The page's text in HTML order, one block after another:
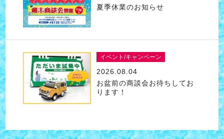
夏季休業のお知らせ
イベント/キャンペーン
2026.08.04
お盆前の商談会お待ちしてお
ります！